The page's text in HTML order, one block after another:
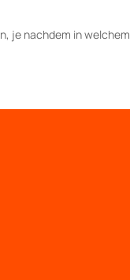
je nachdem in welchem